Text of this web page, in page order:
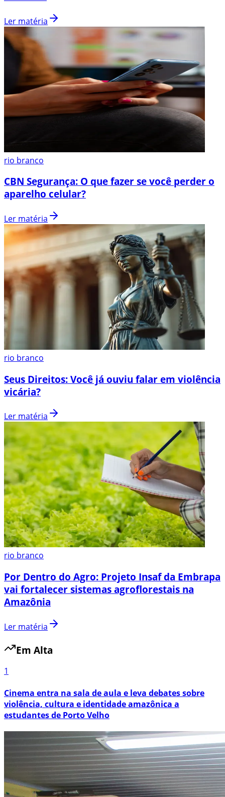
Ler matéria
rio branco
CBN Segurança: O que fazer se você perder o
aparelho celular?
Ler matéria
rio branco
Seus Direitos: Você já ouviu falar em violência
vicária?
Ler matéria
rio branco
Por Dentro do Agro: Projeto Insaf da Embrapa
vai fortalecer sistemas agroflorestais na
Amazônia
Ler matéria
Em Alta
1
Cinema entra na sala de aula e leva debates sobre
violência, cultura e identidade amazônica a
estudantes de Porto Velho